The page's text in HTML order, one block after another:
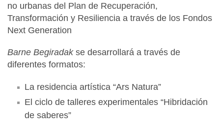
no urbanas del Plan de Recuperación,
Transformación y Resiliencia a través de los Fondos
Next Generation
Barne Begiradakse desarrollará a través de
diferentes formatos:
La residencia artística “Ars Natura”
El ciclo de talleres experimentales “Hibridación
de saberes”